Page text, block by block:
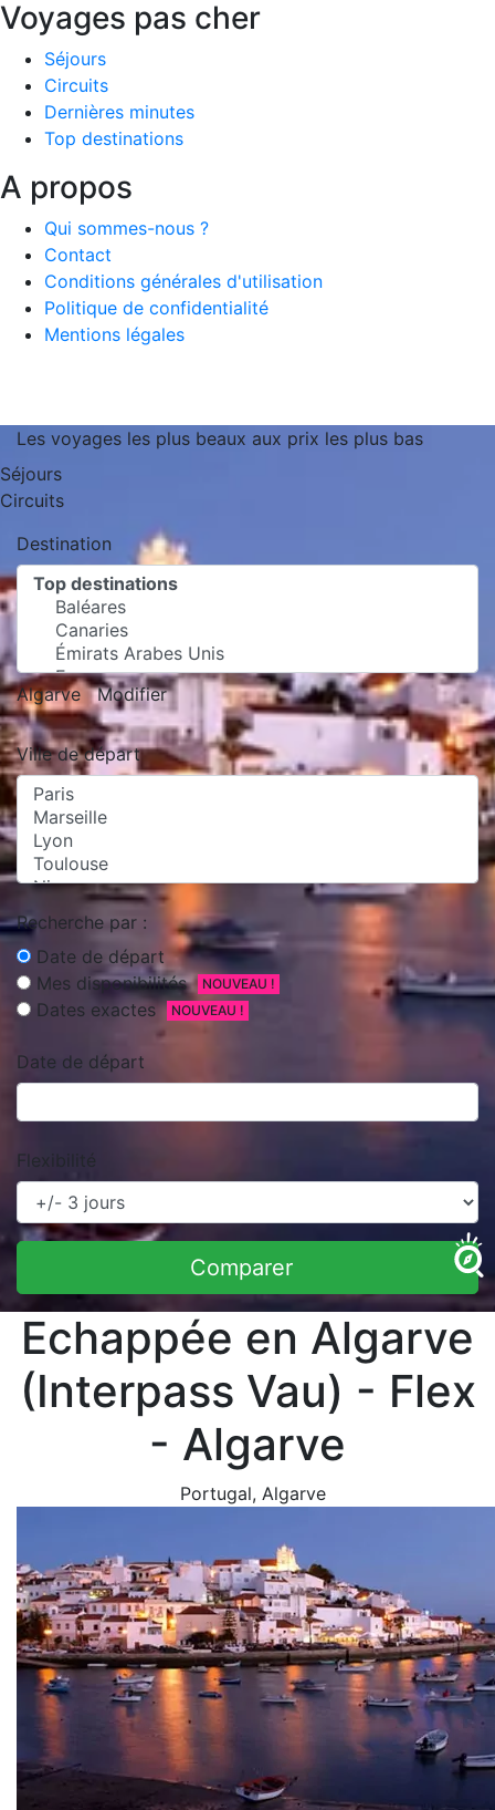
Voyages pas cher
Séjours
Circuits
Dernières minutes
Top destinations
A propos
Qui sommes-nous ?
Contact
Conditions générales d'utilisation
Politique de confidentialité
Mentions légales
Les voyages les plus beaux aux prix les plus bas
Séjours
Circuits
Destination
Algarve Modifier
Ville de départ
Recherche par :
Date de départ
Mes disponibilités
NOUVEAU !
Dates exactes NOUVEAU !
Date de départ
Flexibilité
Comparer
Echappée en Algarve
(Interpass Vau) - Flex
- Algarve
Portugal, Algarve